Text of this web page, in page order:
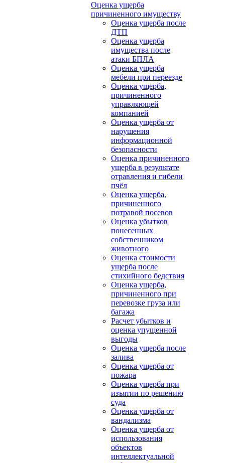
Оценка ущерба
причиненного имуществу
Оценка ущерба после
ДТП
Оценка ущерба
имущества после
атаки БПЛА
Оценка ущерба
мебели при переезде
Оценка ущерба,
причиненного
управляющей
компанией
Оценка ущерба от
нарушения
информационной
безопасности
Оценка причиненного
ущерба в результате
отравления и гибели
пчёл
Оценка ущерба,
причиненного
потравой посевов
Оценка убытков
понесенных
собственником
животного
Оценка стоимости
ущерба после
стихийного бедствия
Оценка ущерба,
причиненного при
перевозке груза или
багажа
Расчет убытков и
оценка упущенной
выгоды
Оценка ущерба после
залива
Оценка ущерба от
пожара
Оценка ущерба при
изъятии по решению
суда
Оценка ущерба от
вандализма
Оценка ущерба от
использования
объектов
интеллектуальной